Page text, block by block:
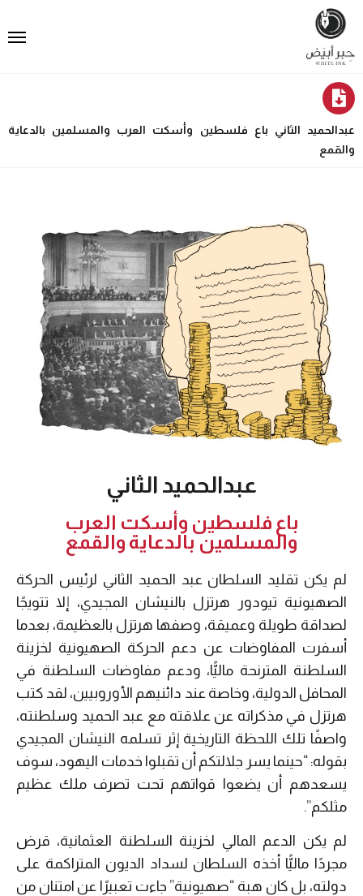
عبدالحميد الثاني باع فلسطين وأسكت العرب والمسلمين بالدعاية
والقمع
عبدالحميد الثاني
باع فلسطين وأسكت العرب
والمسلمين بالدعاية والقمع
لم يكن تقليد السلطان عبد الحميد الثاني لرئيس الحركة
الصهيونية تيودور هرتزل بالنيشان المجيدي، إلا تتويجًا
لصداقة طويلة وعميقة، وصفها هرتزل بالعظيمة، بعدما
أسفرت المفاوضات عن دعم الحركة الصهيونية لخزينة
السلطنة المترنحة ماليًّا، ودعم مفاوضات السلطنة في
المحافل الدولية، وخاصة عند دائنيهم الأوروبيين، لقد كتب
هرتزل في مذكراته عن علاقته مع عبد الحميد وسلطنته،
واصفًا تلك اللحظة التاريخية إثر تسلمه النيشان المجيدي
بقوله: “حينما يسر جلالتكم أن تقبلوا خدمات اليهود، سوف
يسعدهم أن يضعوا قواتهم تحت تصرف ملك عظيم
مثلكم”.
لم يكن الدعم المالي لخزينة السلطنة العثمانية، قرض
مجردًا ماليًّا أخذه السلطان لسداد الديون المتراكمة على
دولته، بل كان هبة “صهيونية” جاءت تعبيرًا عن امتنان من